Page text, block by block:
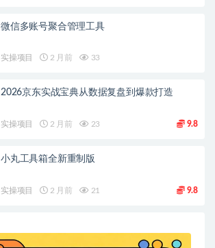
微信多账号聚合管理工具
实操项目 2 月前 33
2026京东实战宝典从数据复盘到爆款打造
实操项目 2 月前 23 9.8
小丸工具箱全新重制版
实操项目 2 月前 21 9.8